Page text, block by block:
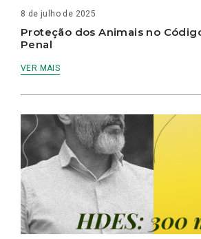
8 de julho de 2025
Proteção dos Animais no
Penal
VER MAIS